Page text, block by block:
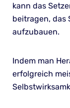
kann das
beitragen, das
aufzubauen.
Indem man
erfolgreich